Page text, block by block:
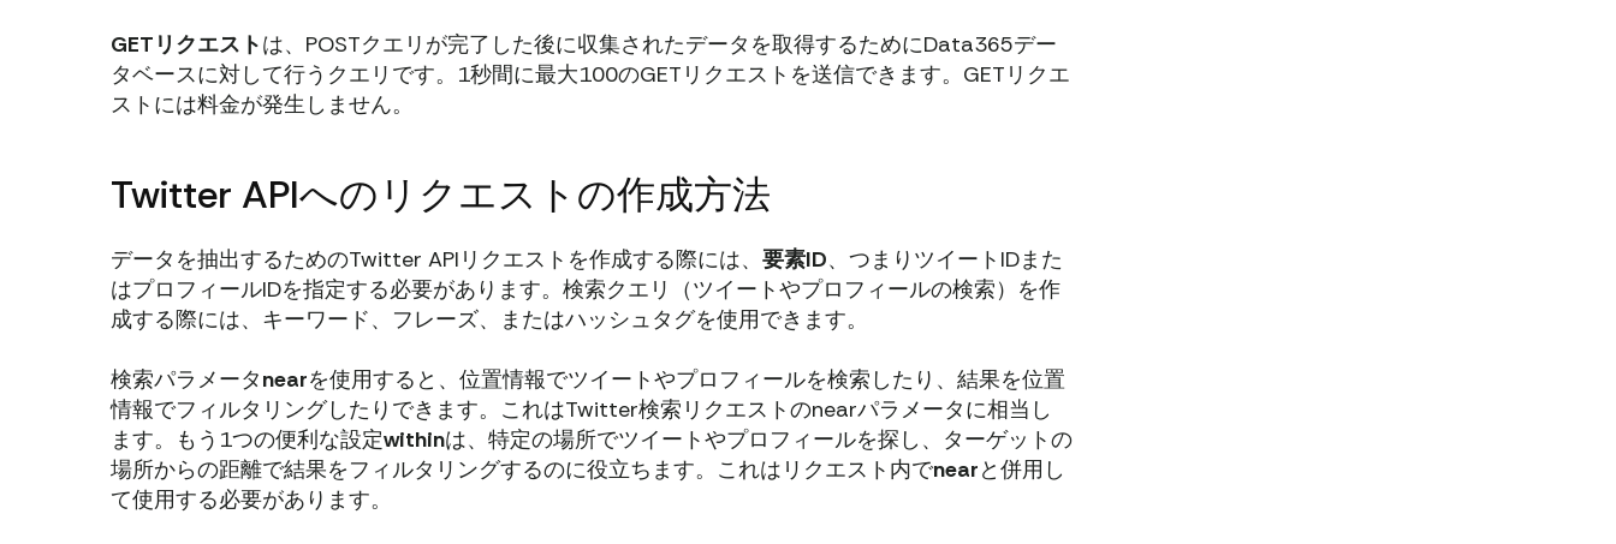
GETリクエストは、POSTクエリが完了した後に収集されたデータを取得するためにData365デー
タベースに対して行うクエリです。1秒間に最大100のGETリクエストを送信できます。GETリクエ
ストには料金が発生しません。
Twitter APIへのリクエストの作成方法
データを抽出するためのTwitter APIリクエストを作成する際には、 要素ID、つまりツイートIDまた
はプロフィールIDを指定する必要があります。検索クエリ（ツイートやプロフィールの検索）を作
成する際には、キーワード、フレーズ、またはハッシュタグを使用できます。
検索パラメータnearを使用すると、位置情報でツイートやプロフィールを検索したり、結果を位置
情報でフィルタリングしたりできます。これはTwitter検索リクエストのnearパラメータに相当し
ます。もう1つの便利な設定withinは、特定の場所でツイートやプロフィールを探し、ターゲットの
場所からの距離で結果をフィルタリングするのに役立ちます。これはリクエスト内でnearと併用し
て使用する必要があります。